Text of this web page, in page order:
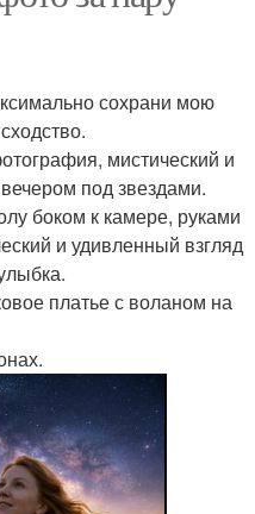
сохрани мою
мистический и
под звездами.
боком к камере, руками
и удивленный взгляд
платье с воланом на